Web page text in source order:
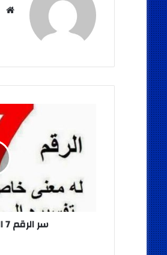
الذي
سر الرقم 7 الذي حير العلماء